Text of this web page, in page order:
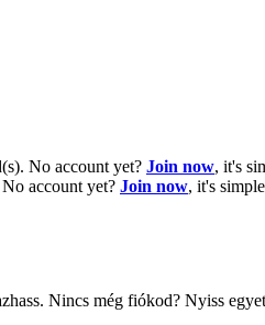
No account yet? Join now, it's
account yet? Join now, it's
Nincs még fiókod? Nyiss